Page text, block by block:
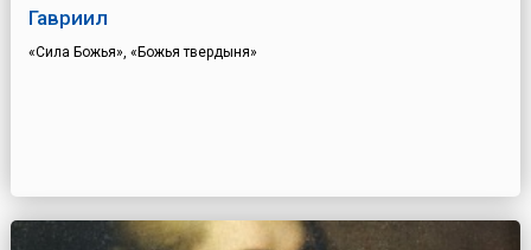
Гавриил
«Сила Божья», «Божья твердыня»